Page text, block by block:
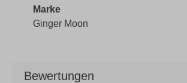
Marke
Ginger Moon
Bewertungen